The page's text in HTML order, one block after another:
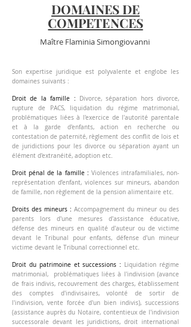
DOMAINES DE
COMPETENCES
Maître Flaminia Simongiovanni
Son expertise juridique est polyvalente et englobe les
domaines suivants :
Droit de la famille :
Divorce, séparation hors divorce,
rupture de PACS, liquidation du régime matrimonial,
problématiques liées à l'exercice de l'autorité parentale
et à la garde d'enfants, action en recherche ou
contestation de paternité, règlement des conflit de lois et
de juridictions pour les divorce ou séparation ayant un
élément d'extranéité, adoption etc.
Droit pénal de la famille : Violences intrafamiliales, non-
représentation d’enfant, violences sur mineurs, abandon
de famille, non règlement de la pension alimentaire etc.
Droits des mineurs : Accompagnement du mineur ou des
parents lors d'une mesures d'assistance éducative,
défense des mineurs en qualité d'auteur ou de victime
devant le Tribunal pour enfants, défense d'un mineur
victime devant le Tribunal correctionnel etc.
Droit du patrimoine et successions : Liquidation régime
matrimonial,
problématiques liées à l'indivision (avance
de frais indivis, recouvrement des charges, établissement
des comptes d'indivisaires, volonté de sortir de
l'indivision, vente forcée d'un bien indivis), successions
(assistance auprès du Notaire, contentieux de l'indivision
successorale devant les juridictions, droit international